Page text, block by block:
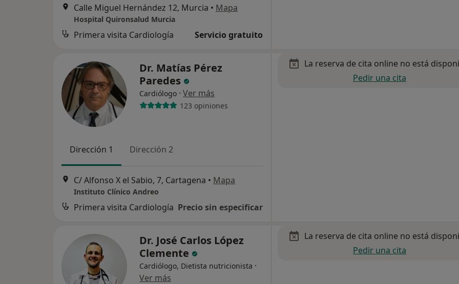
Calle Miguel Hernández 12, Murcia • Mapa
Hospital Quironsalud Murcia
Primera visita Cardiología Servicio gratuito
Dr. Matías Pérez
Paredes
Cardiólogo · Ver más
123 opiniones
Dirección 1 Dirección 2
C/ Alfonso X el Sabio, 7, Cartagena • Mapa
Instituto Clínico Andreo
Primera visita Cardiología Precio sin especificar
La reserva de cita online no está
Pedir una cita
Dr. José Carlos López
Clemente
Cardiólogo, Dietista nutricionista ·
Ver más
La reserva de cita online no está
Pedir una cita